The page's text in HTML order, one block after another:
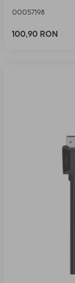
00057198
100,90 RON